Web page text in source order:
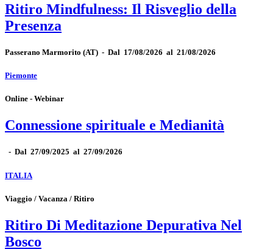
Ritiro Mindfulness: Il Risveglio della
Presenza
Passerano Marmorito (AT) - Dal 17/08/2026 al 21/08/2026
Piemonte
Online - Webinar
Connessione spirituale e Medianità
- Dal 27/09/2025 al 27/09/2026
ITALIA
Viaggio / Vacanza / Ritiro
Ritiro Di Meditazione Depurativa Nel
Bosco